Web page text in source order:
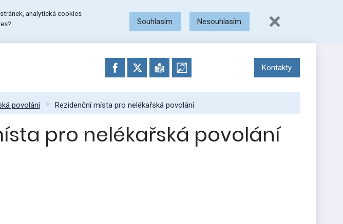
analytická cookies
Souhlasím Nesouhlasím
Kontakty
povolání Rezidenční místa pro nelékařská povolání
pro nelékařská povolání